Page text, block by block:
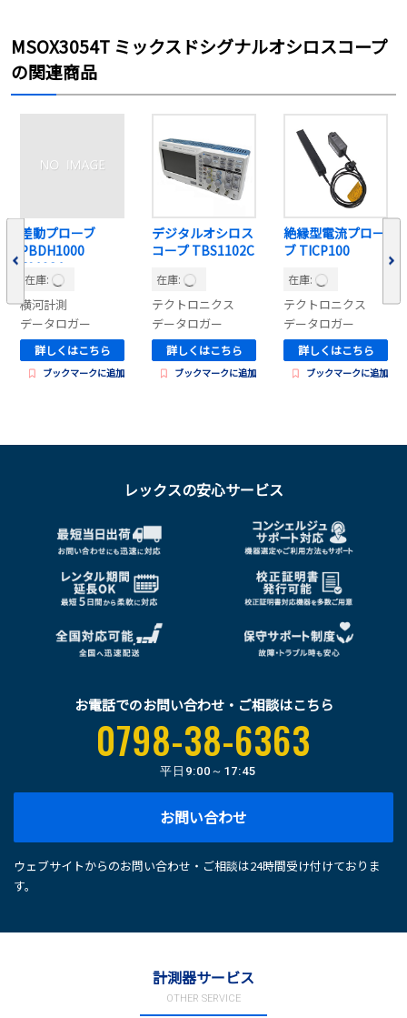
MSOX3054T ミックスドシグナルオシロスコープ
の関連商品
差動プローブ
PBDH1000
701924
在庫:
横河計測
データロガー
詳しくはこちら
ブックマークに追加
デジタルオシロス
コープ TBS1102C
在庫:
テクトロニクス
データロガー
詳しくはこちら
ブックマークに追加
絶縁型電流プロー
ブ TICP100
在庫:
テクトロニクス
データロガー
詳しくはこちら
ブックマークに追加
レックスの安心サービス
お電話でのお問い合わせ・ご相談はこちら
0798-38-6363
平日 9:00～17:45
お問い合わせ
ウェブサイトからのお問い合わせ・ご相談は24時間受け付けておりま
す。
計測器サービス
OTHER SERVICE